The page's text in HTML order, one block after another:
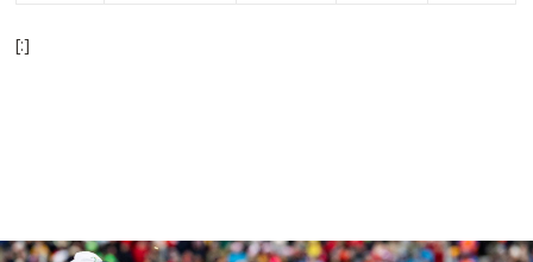
[:]